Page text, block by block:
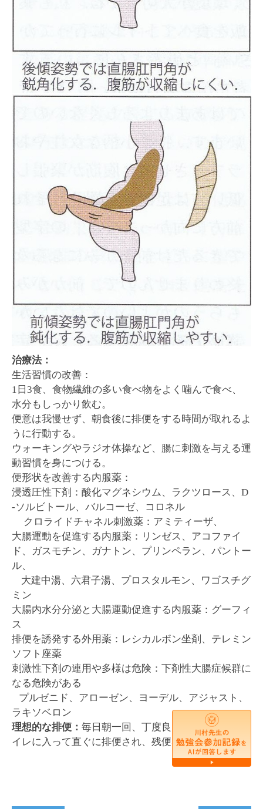
治療法：
生活習慣の改善：
1日3食、食物繊維の多い食べ物をよく噛んで食べ、
水分もしっかり飲む。
便意は我慢せず、朝食後に排便をする時間が取れるよ
うに行動する。
ウォーキングやラジオ体操など、腸に刺激を与える運
動習慣を身につける。
便形状を改善する内服薬：
浸透圧性下剤：酸化マグネシウム、ラクツロース、D
-ソルビトール、バルコーゼ、コロネル
クロライドチャネル刺激薬：アミティーザ、
大腸運動を促進する内服薬：リンゼス、アコファイ
ド、ガスモチン、ガナトン、プリンペラン、パントー
ル、
大建中湯、六君子湯、プロスタルモン、ワゴスチグ
ミン
大腸内水分分泌と大腸運動促進する内服薬：グーフィ
ス
排便を誘発する外用薬：レシカルボン坐剤、テレミン
ソフト座薬
刺激性下剤の連用や多様は危険：下剤性大腸症候群に
なる危険がある
プルゼニド、アローゼン、ヨーデル、アジャスト、
ラキソベロン
理想的な排便： 毎日朝一回、丁度良い硬さの便が、ト
イレに入って直ぐに排便され、残便感が無い状態